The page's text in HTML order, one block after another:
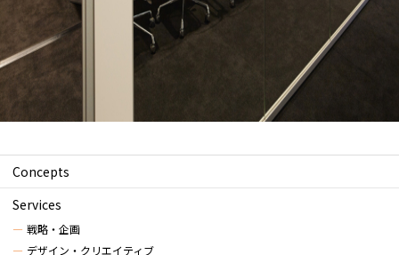
Concepts
Services
戦略・企画
デザイン・クリエイティブ